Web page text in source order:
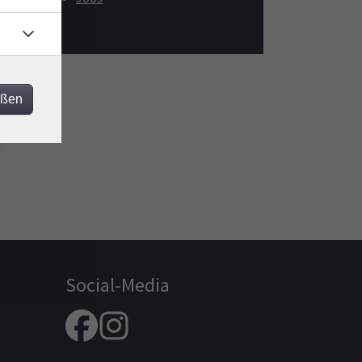
Social-Media